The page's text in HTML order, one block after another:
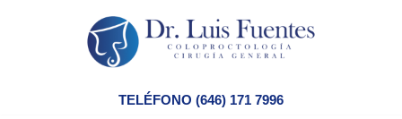
TELÉFONO (646) 171 7996